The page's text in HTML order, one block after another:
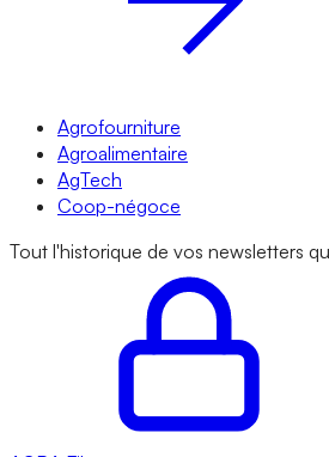
Agrofourniture
Agroalimentaire
AgTech
Coop-négoce
Tout l'historique de vos newsletters